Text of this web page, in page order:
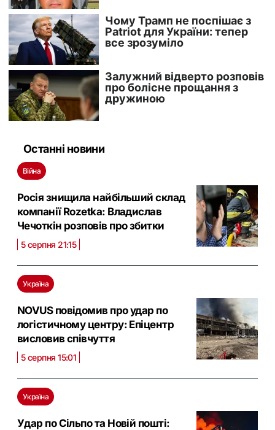
Останні новини
Війна
Росія знищила найбільший склад
компанії Rozetka: Владислав
Чечоткін розповів про збитки
5 серпня 21:15
Україна
NOVUS повідомив про удар по
логістичному центру: Eпіцентр
висловив співчуття
5 серпня 15:01
Україна
Удар по Сільпо та Новій пошті: